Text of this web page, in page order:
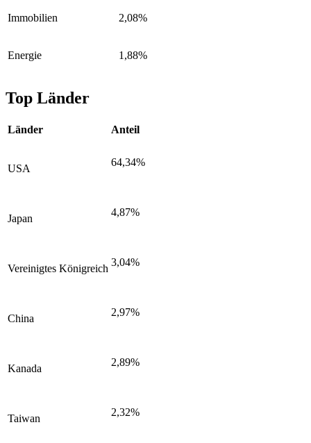
Immobilien 2,08%
Energie 1,88%
Top Länder
Länder Anteil
USA
64,34%
Japan
4,87%
Vereinigtes Königreich
3,04%
China
2,97%
Kanada
2,89%
Taiwan
2,32%